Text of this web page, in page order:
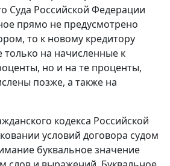
Суда Российской Федерации
прямо не предусмотрено
то к новому кредитору
только на начисленные к
но и на те проценты,
позже, а также на
кодекса Российской
условий договора судом
буквальное значение